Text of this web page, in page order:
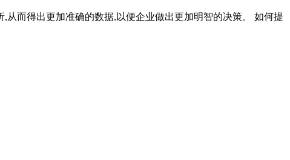
而得出更加准确的数据,以便企业做出更加明智的决策。 如何提